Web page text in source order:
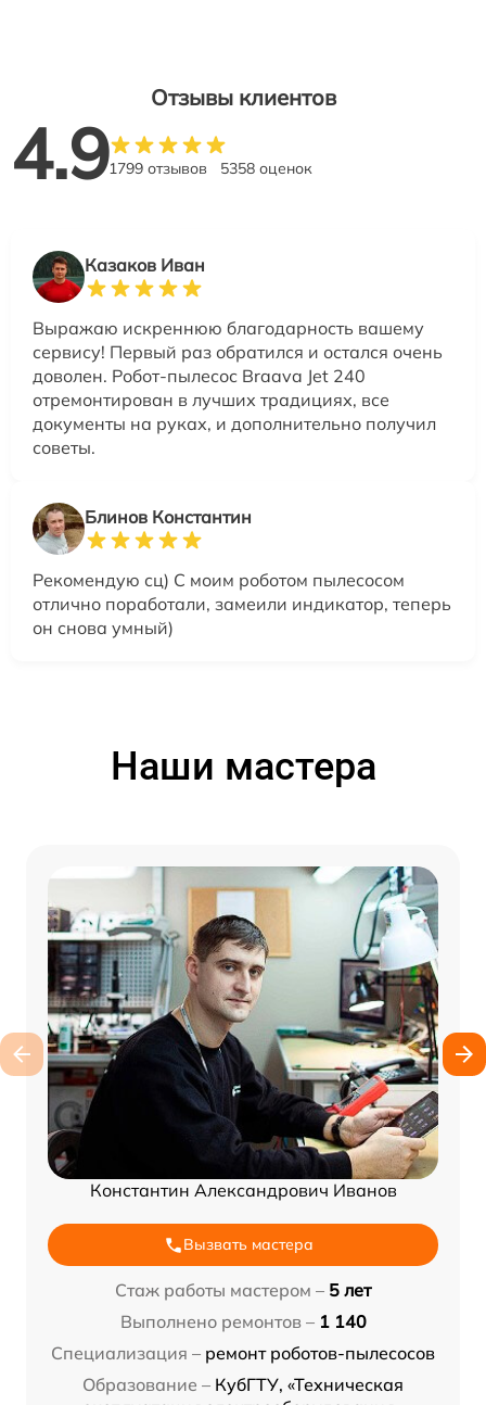
Отзывы клиентов
4.91799 отзывов 5358 оценок
Казаков Иван
Выражаю искреннюю благодарность вашему
сервису! Первый раз обратился и остался очень
доволен. Робот-пылесос Braava Jet 240
отремонтирован в лучших традициях, все
документы на руках, и дополнительно получил
советы.
Блинов Константин
Рекомендую сц) С моим роботом пылесосом
отлично поработали, замеили индикатор, теперь
он снова умный)
Наши мастера
Константин Александрович Иванов
Вызвать мастера
Стаж работы мастером – 5 лет
Выполнено ремонтов – 1 140
Специализация – ремонт роботов-пылесосов
Образование – КубГТУ, «Техническая